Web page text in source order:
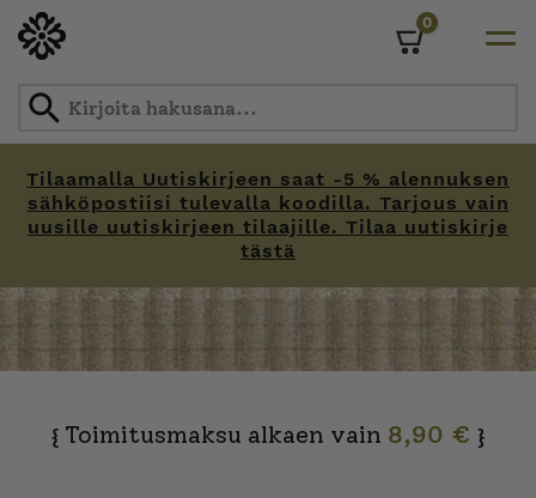
Tilaamalla Uutiskirjeen saat -5 % alennuksen
sähköpostiisi tulevalla koodilla. Tarjous vain
uusille uutiskirjeen tilaajille. Tilaa uutiskirje
tästä
0
{ Toimitusmaksu alkaen vain 8,90 € }